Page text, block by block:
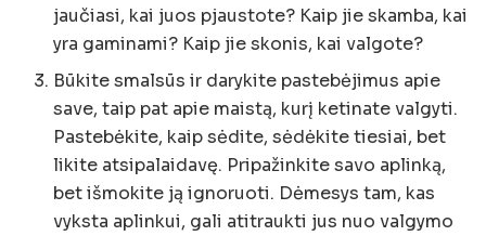
jaučiasi, kai juos pjaustote? Kaip jie skamba, kai
yra gaminami? Kaip jie skonis, kai valgote?
Būkite smalsūs ir darykite pastebėjimus apie
save, taip pat apie maistą, kurį ketinate valgyti.
Pastebėkite, kaip sėdite, sėdėkite tiesiai, bet
likite atsipalaidavę. Pripažinkite savo aplinką,
bet išmokite ją ignoruoti. Dėmesys tam, kas
vyksta aplinkui, gali atitraukti jus nuo valgymo